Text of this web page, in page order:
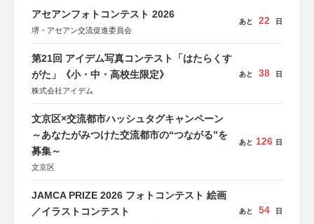
アセアンフォトコンテスト 2026
堺・アセアン交流促進委員会
あと 22 日
第21回 アイデム写真コンテスト「はたらくす
がた」《小・中・高校生限定》
株式会社アイデム
あと 38 日
文京区×交流都市ハッシュタグキャンペーン
～あなたがみつけた交流都市の“つながる”を
募集～
文京区
あと 126 日
JAMCA PRIZE 2026 フォトコンテスト 絵画
／イラストコンテスト
あと 54 日